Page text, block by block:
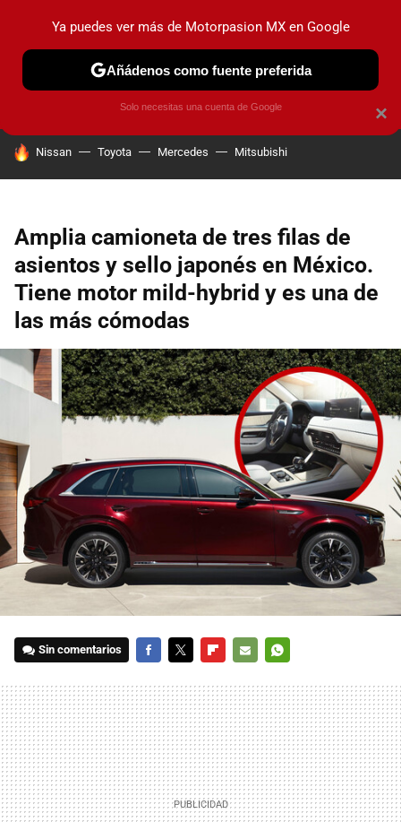
PRUEBAS INDUSTRIA HOY NO CIRCULA
HOY SE HABLA DE
Nissan Toyota Mercedes Mitsubishi
Amplia camioneta de tres filas de
asientos y sello japonés en México.
Tiene motor mild-hybrid y es una de
las más cómodas
Sin comentarios
MAIL
×
Ya puedes ver más de Motorpasion MX en Google
Añádenos como fuente preferida
Solo necesitas una cuenta de Google